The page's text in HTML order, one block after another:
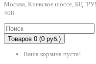
Москва, Киевское шоссе, БЦ
408
Товаров 0 (0 руб.)
Ваша корзина пуста!